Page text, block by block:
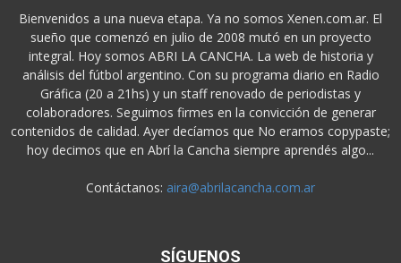
Bienvenidos a una nueva etapa. Ya no somos Xenen.com.ar. El
sueño que comenzó en julio de 2008 mutó en un proyecto
integral. Hoy somos ABRI LA CANCHA. La web de historia y
análisis del fútbol argentino. Con su programa diario en Radio
Gráfica (20 a 21hs) y un staff renovado de periodistas y
colaboradores. Seguimos firmes en la convicción de generar
contenidos de calidad. Ayer decíamos que No eramos copypaste;
hoy decimos que en Abrí la Cancha siempre aprendés algo...
Contáctanos: aira@abrilacancha.com.ar
SÍGUENOS